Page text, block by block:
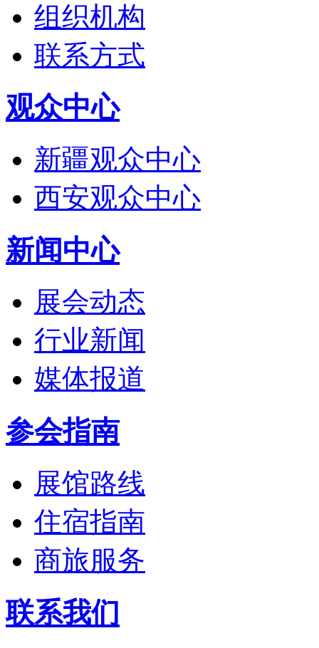
组织机构
联系方式
观众中心
新疆观众中心
西安观众中心
新闻中心
展会动态
行业新闻
媒体报道
参会指南
展馆路线
住宿指南
商旅服务
联系我们